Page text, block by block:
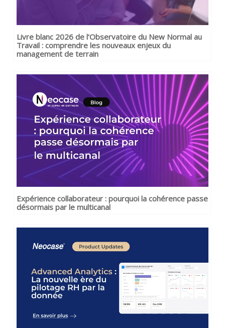
Livre blanc 2026 de l’Observatoire du New Normal au
Travail : comprendre les nouveaux enjeux du
management de terrain
Expérience collaborateur : pourquoi la cohérence passe
désormais par le multicanal